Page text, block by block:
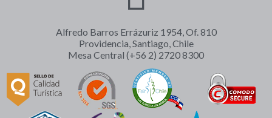
Alfredo Barros Errázuriz 1954, Of. 810
Providencia, Santiago, Chile
Mesa Central (+56 2) 2720 8300